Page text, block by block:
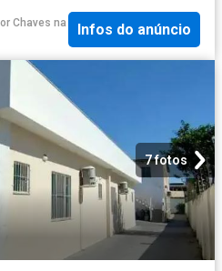
Chaves na
Infos do anúncio
7 fotos